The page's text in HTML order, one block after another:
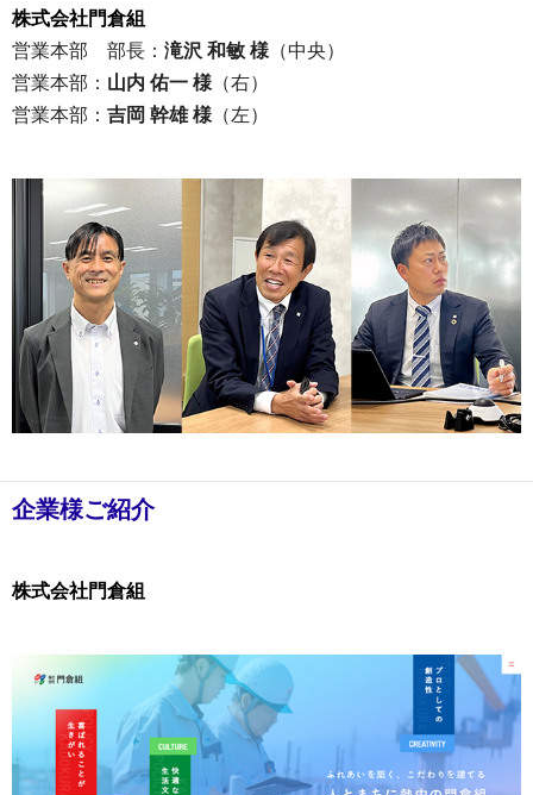
株式会社門倉組
営業本部 部長： 滝沢 和敏 様 （中央）
営業本部： 山内 佑一 様 （右）
営業本部： 吉岡 幹雄 様 （左）
企業様ご紹介
株式会社門倉組